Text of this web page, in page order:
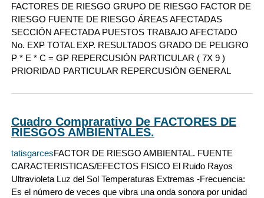
FACTORES DE RIESGO GRUPO DE RIESGO FACTOR DE
RIESGO FUENTE DE RIESGO ÁREAS AFECTADAS
SECCIÓN AFECTADA PUESTOS TRABAJO AFECTADO
No. EXP TOTAL EXP. RESULTADOS GRADO DE PELIGRO
P * E * C = GP REPERCUSIÓN PARTICULAR ( 7X 9 )
PRIORIDAD PARTICULAR REPERCUSIÓN GENERAL
Cuadro Comprarativo De FACTORES DE
RIESGOS AMBIENTALES.
tatisgarcesFACTOR DE RIESGO AMBIENTAL. FUENTE
CARACTERISTICAS/EFECTOS FISICO El Ruido Rayos
Ultravioleta Luz del Sol Temperaturas Extremas -Frecuencia:
Es el número de veces que vibra una onda sonora por unidad